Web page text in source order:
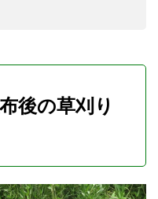
後の草刈り